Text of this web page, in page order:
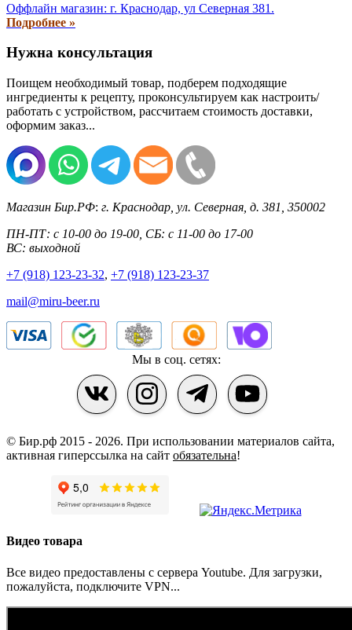
Оффлайн магазин: г. Краснодар, ул Северная 381.
Подробнее »
Нужна консультация
Поищем необходимый товар, подберем подходящие
ингредиенты к рецепту, проконсультируем как настроить/
работать с устройством, рассчитаем стоимость доставки,
оформим заказ...
Магазин Бир.РФ: г. Краснодар ул. Северная, д. 381 350002
ПН-ПТ: с 10-00 до 19-00, СБ: с 11-00 до 17-00
ВС: выходной
+7 (918) 123-23-32, +7 (918) 123-23-37
mail@miru-beer.ru
Мы в соц. сетях:
© Бир.рф 2015 - 2026. При использовании материалов сайта,
активная гиперссылка на сайт обязательна!
Видео товара
Все видео предоставлены с сервера Youtube. Для загрузки,
пожалуйста, подключите VPN...